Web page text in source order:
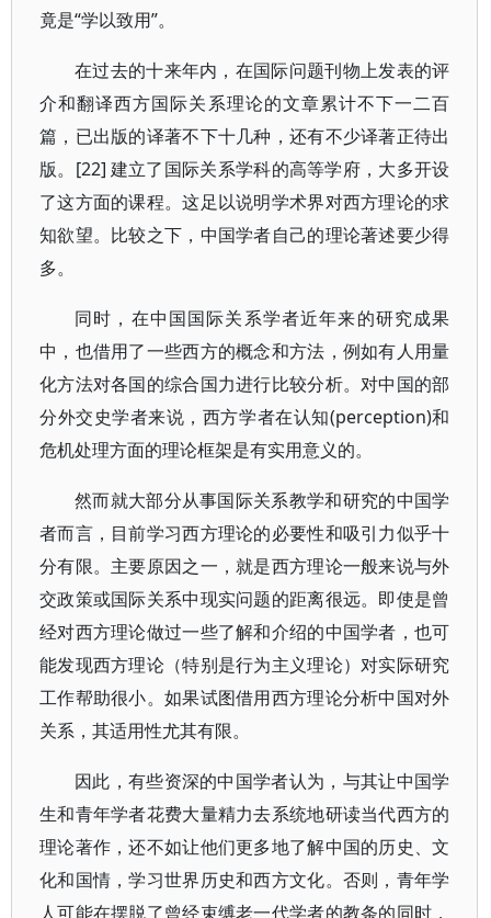
竟是“学以致用”。
在过去的十来年内，在国际问题刊物上发表的评
介和翻译西方国际关系理论的文章累计不下一二百
篇，已出版的译著不下十几种，还有不少译著正待出
版。[22] 建立了国际关系学科的高等学府，大多开设
了这方面的课程。这足以说明学术界对西方理论的求
知欲望。比较之下，中国学者自己的理论著述要少得
多。
同时，在中国国际关系学者近年来的研究成果
中，也借用了一些西方的概念和方法，例如有人用量
化方法对各国的综合国力进行比较分析。对中国的部
分外交史学者来说，西方学者在认知(perception)和
危机处理方面的理论框架是有实用意义的。
然而就大部分从事国际关系教学和研究的中国学
者而言，目前学习西方理论的必要性和吸引力似乎十
分有限。主要原因之一，就是西方理论一般来说与外
交政策或国际关系中现实问题的距离很远。即使是曾
经对西方理论做过一些了解和介绍的中国学者，也可
能发现西方理论（特别是行为主义理论）对实际研究
工作帮助很小。如果试图借用西方理论分析中国对外
关系，其适用性尤其有限。
因此，有些资深的中国学者认为，与其让中国学
生和青年学者花费大量精力去系统地研读当代西方的
理论著作，还不如让他们更多地了解中国的历史、文
化和国情，学习世界历史和西方文化。否则，青年学
人可能在摆脱了曾经束缚老一代学者的教条的同时，